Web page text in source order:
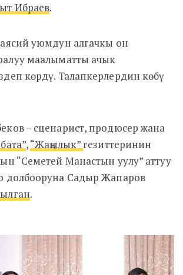
Ибраев.
уюмдун алгачкы он
маалыматты ачык
көрдү. Талапкерлердин көбү
– сценарист, продюсер жана
,“Жаңылык” гезиттеринин
“Семетей Манастын уулу” аттуу
долбооруна Садыр Жапаров
.